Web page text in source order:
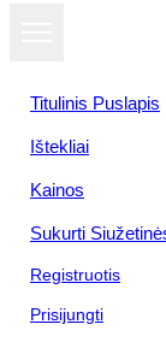
Titulinis Puslapis
Ištekliai
Kainos
Sukurti
Registruotis
Prisijungti